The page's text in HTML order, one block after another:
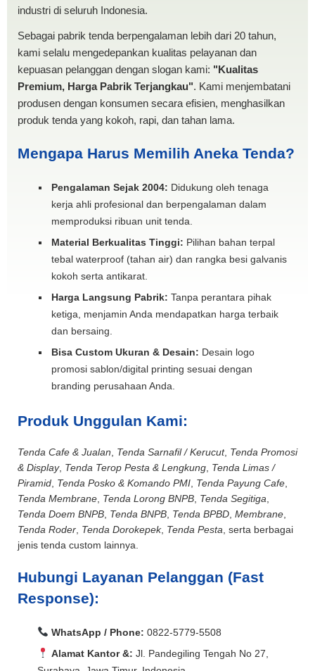
industri di seluruh Indonesia.
Sebagai pabrik tenda berpengalaman lebih dari 20 tahun,
kami selalu mengedepankan kualitas pelayanan dan
kepuasan pelanggan dengan slogan kami: "Kualitas
Premium, Harga Pabrik Terjangkau". Kami menjembatani
produsen dengan konsumen secara efisien, menghasilkan
produk tenda yang kokoh, rapi, dan tahan lama.
Mengapa Harus Memilih Aneka Tenda?
Pengalaman Sejak 2004: Didukung oleh tenaga
kerja ahli profesional dan berpengalaman dalam
memproduksi ribuan unit tenda.
Material Berkualitas Tinggi: Pilihan bahan terpal
tebal waterproof (tahan air) dan rangka besi galvanis
kokoh serta antikarat.
Harga Langsung Pabrik: Tanpa perantara pihak
ketiga, menjamin Anda mendapatkan harga terbaik
dan bersaing.
Bisa Custom Ukuran & Desain: Desain logo
promosi sablon/digital printing sesuai dengan
branding perusahaan Anda.
Produk Unggulan Kami:
Tenda Cafe & Jualan Tenda Sarnafil / Kerucut, Tenda Promosi
& Display, Tenda Terop Pesta & Lengkung Tenda Limas /
Piramid Tenda Posko & Komando PMI Tenda Payung Cafe
Tenda Membrane Tenda Lorong BNPB Tenda Segitiga
Tenda Doem BNPB Tenda BNPB Tenda BPBD Membrane
Tenda Roder Tenda Dorokepek, Tenda Pesta , serta berbagai
jenis tenda custom lainnya.
Hubungi Layanan Pelanggan (Fast
Response):
WhatsApp / Phone: 0822-5779-5508
Alamat Kantor &: Jl. Pandegiling Tengah No 27,